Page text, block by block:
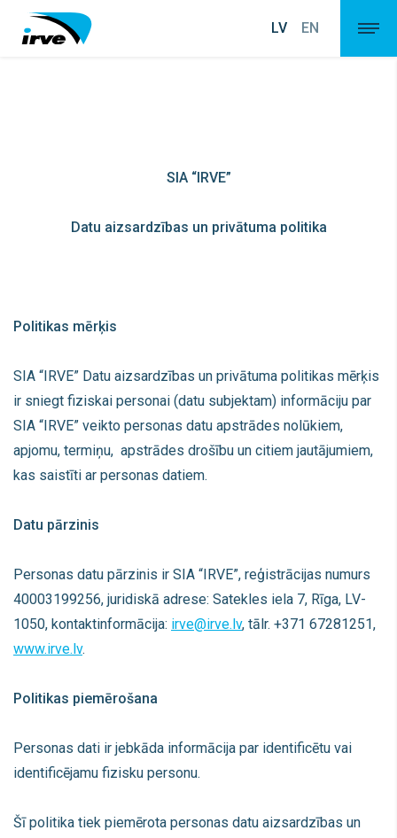
LV EN
SIA “IRVE”
Datu aizsardzības un privātuma politika
Politikas mērķis
SIA “IRVE” Datu aizsardzības un privātuma politikas mērķis
ir sniegt fiziskai personai (datu subjektam) informāciju par
SIA “IRVE” veikto personas datu apstrādes nolūkiem,
apjomu, termiņu, apstrādes drošību un citiem jautājumiem,
kas saistīti ar personas datiem.
Datu pārzinis
Personas datu pārzinis ir SIA “IRVE”, reģistrācijas numurs
40003199256, juridiskā adrese: Satekles iela 7, Rīga, LV-
1050, kontaktinformācija: irve@irve.lv, tālr. +371 67281251,
www.irve.lv.
Politikas piemērošana
Personas dati ir jebkāda informācija par identificētu vai
identificējamu fizisku personu.
Šī politika tiek piemērota personas datu aizsardzības un